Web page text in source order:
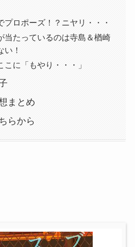
プロポーズ！？ニヤリ・・・
当たっているのは寺島＆楢崎
い！
こに「もやり・・・」
まとめ
らから